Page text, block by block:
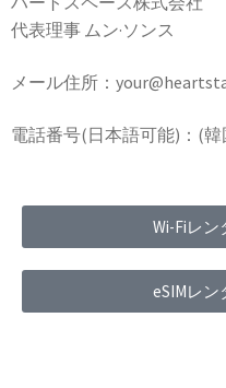
代表理事 ムン·ソンス
メール住所：
電話番号(日本語可能)：(韓
Wi-Fiレン
eSIMレン